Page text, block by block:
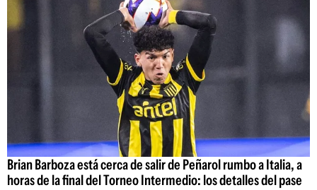
Brian Barboza está cerca de salir de Peñarol rumbo a Italia, a
horas de la final del Torneo Intermedio: los detalles del pase